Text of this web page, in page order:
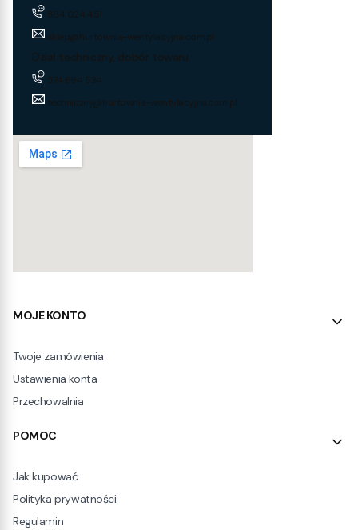
884 024 451
sklep@hurtownia-wentylacyjna.com.pl
Dział techniczny, dobór towaru
574 694 534
techniczny@hurtownia-wentylacyjna.com.pl
Linki w stopce
MOJE KONTO
Twoje zamówienia
Ustawienia konta
Przechowalnia
POMOC
Jak kupować
Polityka prywatności
Regulamin